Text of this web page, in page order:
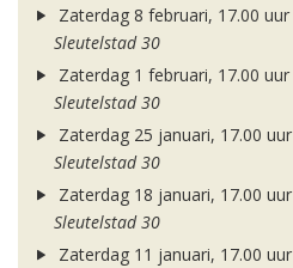
Zaterdag 8 februari, 17.00 uur
Sleutelstad 30
Zaterdag 1 februari, 17.00 uur
Sleutelstad 30
Zaterdag 25 januari, 17.00 uur
Sleutelstad 30
Zaterdag 18 januari, 17.00 uur
Sleutelstad 30
Zaterdag 11 januari, 17.00 uur